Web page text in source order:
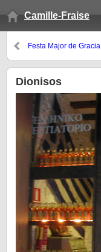
Camille-Fraise
Festa Major de Gracia
Dionisos